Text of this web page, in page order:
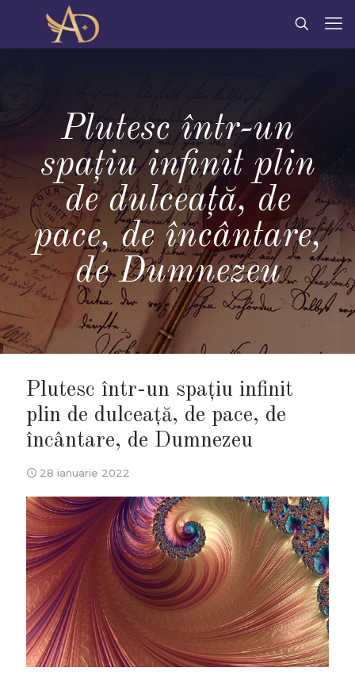
Plutesc într-un
spațiu infinit plin
de dulceață, de
pace, de încântare,
de Dumnezeu
Plutesc într-un spațiu infinit
plin de dulceață, de pace, de
încântare, de Dumnezeu
28 ianuarie 2022